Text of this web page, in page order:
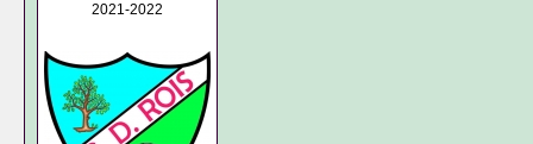
2021-2022